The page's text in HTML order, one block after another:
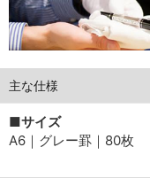
主な仕様
■サイズ
A6｜グレー罫｜80枚